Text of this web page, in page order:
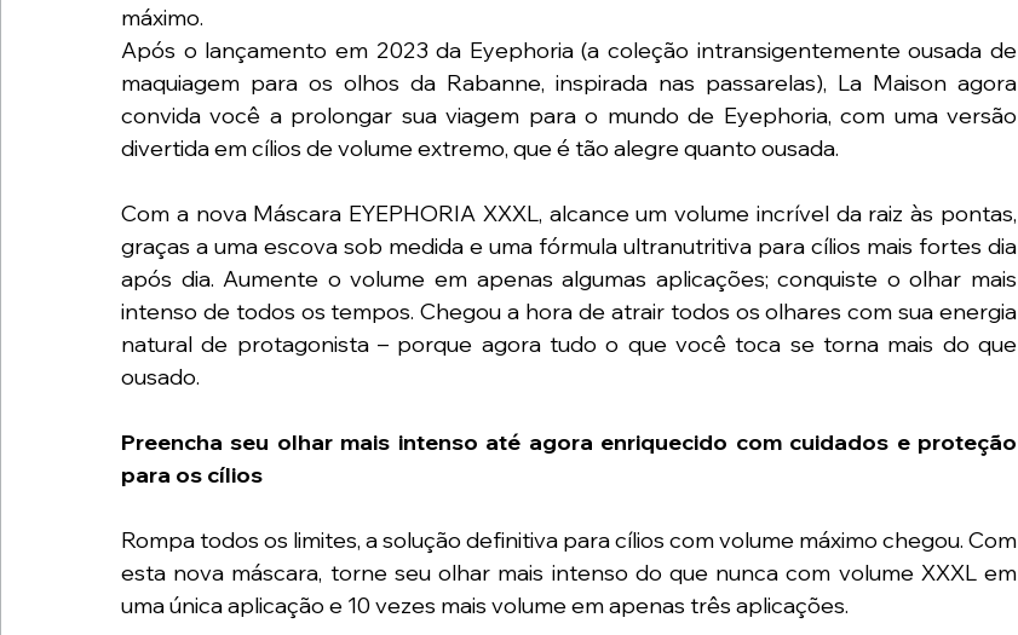
máximo.
Após o lançamento em 2023 da Eyephoria (a coleção intransigentemente ousada de
maquiagem para os olhos da Rabanne, inspirada nas passarelas), La Maison agora
convida você a prolongar sua viagem para o mundo de Eyephoria, com uma versão
divertida em cílios de volume extremo, que é tão alegre quanto ousada.
Com a nova Máscara EYEPHORIA XXXL, alcance um volume incrível da raiz às pontas,
graças a uma escova sob medida e uma fórmula ultranutritiva para cílios mais fortes dia
após dia. Aumente o volume em apenas algumas aplicações; conquiste o olhar mais
intenso de todos os tempos. Chegou a hora de atrair todos os olhares com sua energia
natural de protagonista – porque agora tudo o que você toca se torna mais do que
ousado.
Preencha seu olhar mais intenso até agora enriquecido com cuidados e proteção
para os cílios
Rompa todos os limites, a solução definitiva para cílios com volume máximo chegou. Com
esta nova máscara, torne seu olhar mais intenso do que nunca com volume XXXL em
uma única aplicação e 10 vezes mais volume em apenas três aplicações.